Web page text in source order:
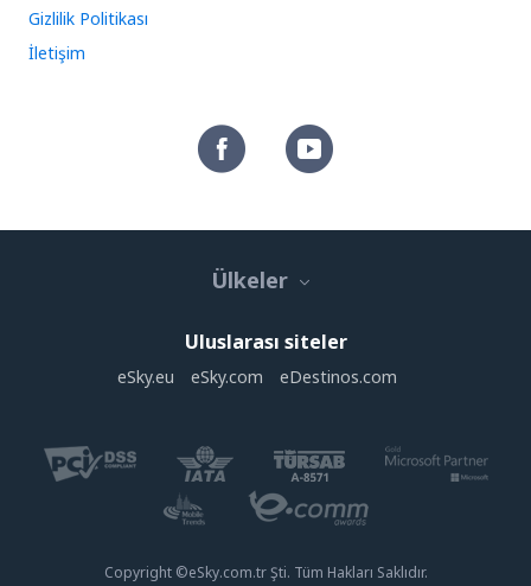
Gizlilik Politikası
İletişim
Ülkeler
Uluslarası siteler
eSky.eu eSky.com eDestinos.com
Copyright ©eSky.com.tr Şti. Tüm Hakları Saklıdır.